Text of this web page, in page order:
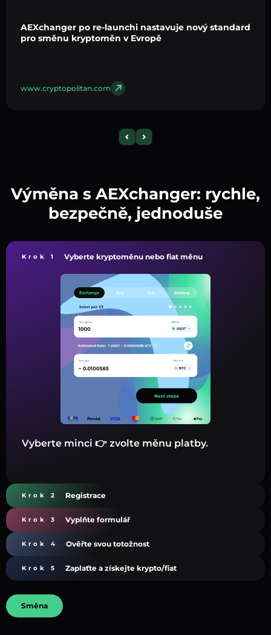
AEXchanger po re-launchi nastavuje nový standard
pro směnu kryptoměn v Evropě
www.cryptopolitan.com
Výměna s AEXchanger: rychle,
bezpečně, jednoduše
Krok 1 Vyberte kryptoměnu nebo fiat měnu
Vyberte minci 👉 zvolte měnu platby.
Krok 2 Registrace
Krok 3 Vyplňte formulář
Krok 4 Ověřte svou totožnost
Krok 5 Zaplaťte a získejte krypto/fiat
Směna